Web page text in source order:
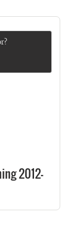
2012-